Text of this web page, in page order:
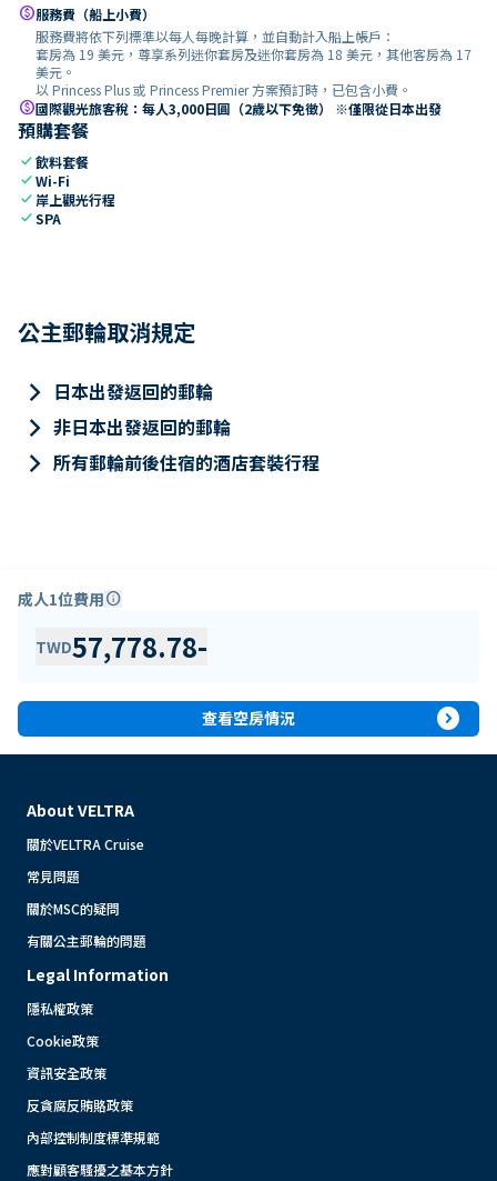
paid服務費（船上小費）
服務費將依下列標準以每人每晚計算，並自動計入船上帳戶：
套房為 19 美元，尊享系列迷你套房及迷你套房為 18 美元，其他客房為 17
美元。
以 Princess Plus 或 Princess Premier 方案預訂時，已包含小費。
paid國際觀光旅客稅：每人3,000日圓（2歲以下免徵） ※僅限從日本出發
預購套餐
check飲料套餐
checkWi-Fi
check 岸上觀光行程
checkSPA
公主郵輪取消規定
keyboard_arrow_right 日本出發返回的郵輪
keyboard_arrow_right 非日本出發返回的郵輪
keyboard_arrow_right 所有郵輪前後住宿的酒店套裝行程
成人1位費用info
TWD57,778.78-
查看空房情況 expand_circle_right
About VELTRA
關於VELTRA Cruise
常見問題
關於MSC的疑問
有關公主郵輪的問題
Legal Information
隱私權政策
Cookie政策
資訊安全政策
反貪腐反賄賂政策
內部控制制度標準規範
應對顧客騷擾之基本方針